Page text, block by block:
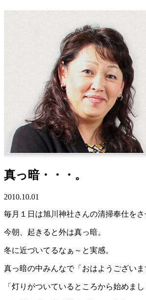
真っ暗・・・。
2010.10.01
毎月１日は旭川神社さんの清掃奉仕をさ
今朝、起きると外は真っ暗。
冬に近づいてるなぁ～と実感。
真っ暗の中みんなで「おはようございま
「灯りがついているところから始めまし